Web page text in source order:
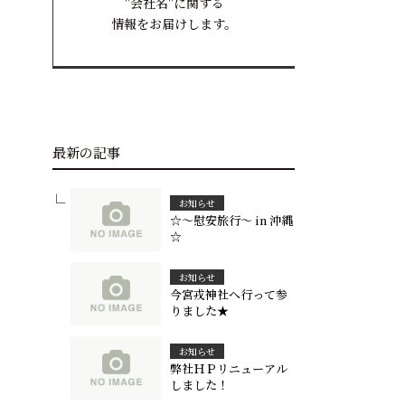
情報をお届けします。
最新の記事
お知らせ
☆～慰安旅行～ in 沖縄
☆
お知らせ
今宮戎神社へ行って参
りました★
お知らせ
弊社ＨＰリニューアル
しました！